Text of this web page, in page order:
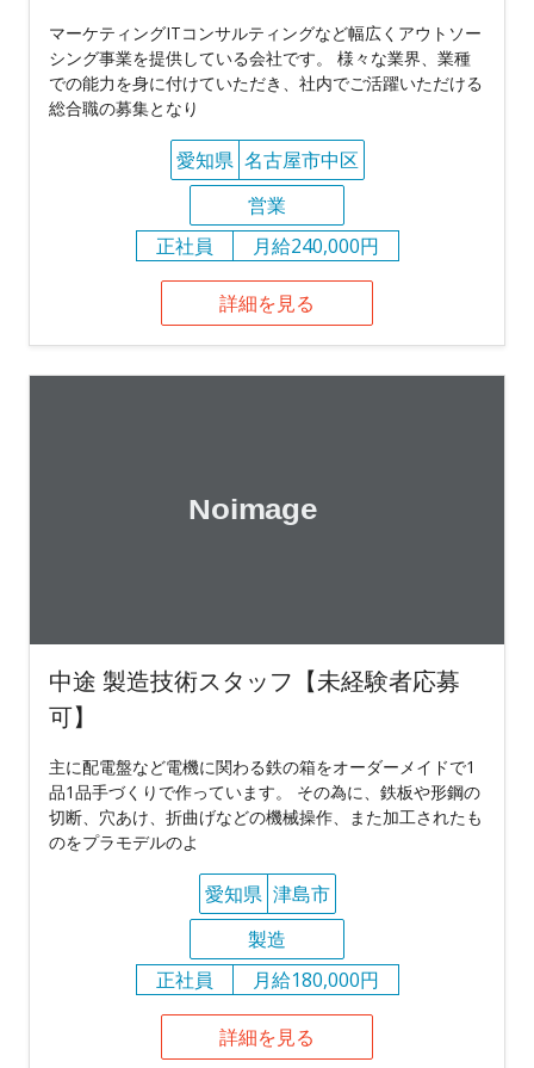
マーケティングITコンサルティングなど幅広くアウトソー
シング事業を提供している会社です。 様々な業界、業種
での能力を身に付けていただき、社内でご活躍いただける
総合職の募集となり
愛知県 名古屋市中区
営業
正社員
月給240,000円
詳細を見る
中途 製造技術スタッフ【未経験者応募
可】
主に配電盤など電機に関わる鉄の箱をオーダーメイドで1
品1品手づくりで作っています。 その為に、鉄板や形鋼の
切断、穴あけ、折曲げなどの機械操作、また加工されたも
のをプラモデルのよ
愛知県 津島市
製造
正社員
月給180,000円
詳細を見る